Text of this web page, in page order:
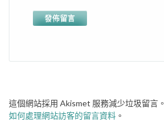
這個網站採用 Akismet 服務減少垃圾留言。
如何處理網站訪客的留言資料 。